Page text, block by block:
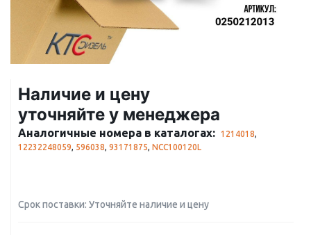
Наличие и цену
уточняйте у менеджера
Аналогичные номера в каталогах: 1214018,
12232248059, 596038, 93171875, NCC100120L
Срок поставки: Уточняйте наличие и цену